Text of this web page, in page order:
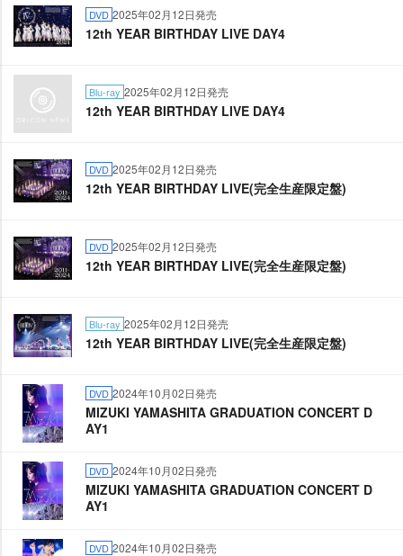
DVD 2025年02月12日発売
12th YEAR BIRTHDAY LIVE DAY4
Blu-ray 2025年02月12日発売
12th YEAR BIRTHDAY LIVE DAY4
DVD 2025年02月12日発売
12th YEAR BIRTHDAY LIVE(完全生産限定盤)
DVD 2025年02月12日発売
12th YEAR BIRTHDAY LIVE(完全生産限定盤)
Blu-ray 2025年02月12日発売
12th YEAR BIRTHDAY LIVE(完全生産限定盤)
DVD 2024年10月02日発売
MIZUKI YAMASHITA GRADUATION CONCERT D
AY1
DVD 2024年10月02日発売
MIZUKI YAMASHITA GRADUATION CONCERT D
AY1
DVD 2024年10月02日発売